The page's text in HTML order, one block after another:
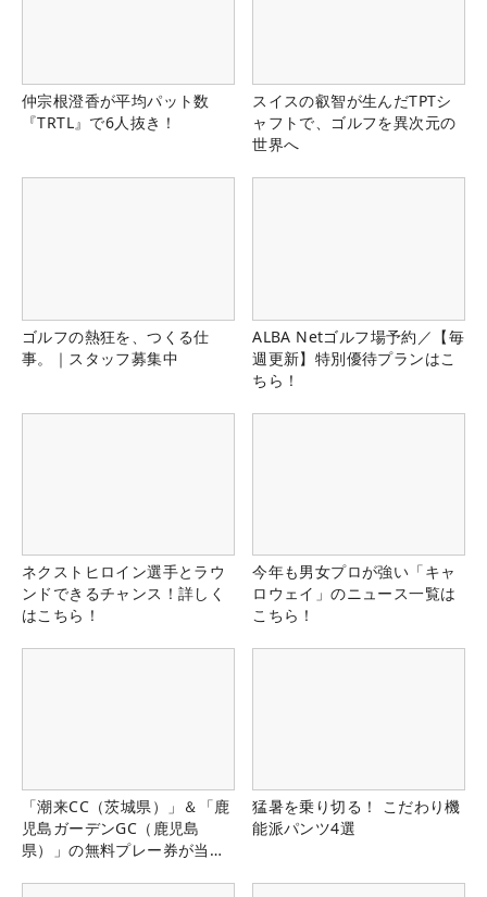
仲宗根澄香が平均パット数
『TRTL』で6人抜き！
スイスの叡智が生んだTPTシ
ャフトで、ゴルフを異次元の
世界へ
ゴルフの熱狂を、つくる仕
事。｜スタッフ募集中
ALBA Netゴルフ場予約／【毎
週更新】特別優待プランはこ
ちら！
ネクストヒロイン選手とラウ
ンドできるチャンス！詳しく
はこちら！
今年も男女プロが強い「キャ
ロウェイ」のニュース一覧は
こちら！
「潮来CC（茨城県）」＆「鹿
児島ガーデンGC（鹿児島
県）」の無料プレー券が当た
猛暑を乗り切る！ こだわり機
能派パンツ4選